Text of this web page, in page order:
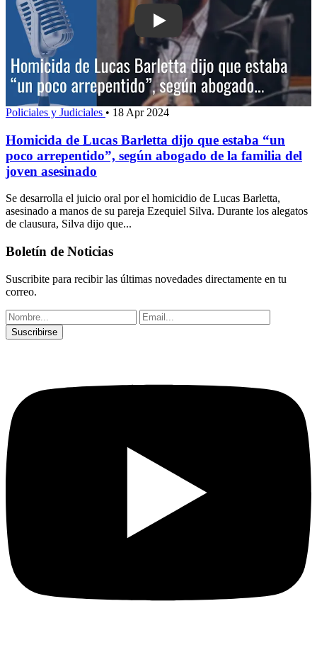
Play: Homicida de Lucas Barletta dijo
Policiales y Judiciales • 18 Apr 2024
Homicida de Lucas Barletta dijo que estaba “un
poco arrepentido”, según abogado de la familia del
joven asesinado
Se desarrolla el juicio oral por el homicidio de Lucas Barletta,
asesinado a manos de su pareja Ezequiel Silva. Durante los alegatos
de clausura, Silva dijo que...
Boletín de Noticias
Suscribite para recibir las últimas novedades directamente en tu
correo.
Suscribirse